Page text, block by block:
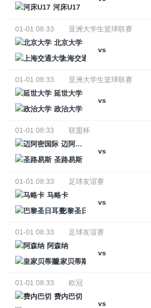
河床U17
01-01 08:33
亚洲大学生篮球联赛
北京大学
vs
上海交通大学
01-01 08:33
亚洲大学生篮球联赛
延世大学
vs
政治大学
01-01 08:33
联盟杯
迈阿密国际
vs
圣路易斯
01-01 08:33
足球友谊赛
马略卡
vs
巴黎圣日耳曼
01-01 08:33
足球友谊赛
阿森纳
vs
皇家贝蒂斯
01-01 08:33
欧冠
费内巴切
vs